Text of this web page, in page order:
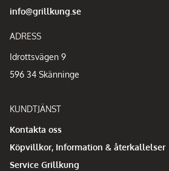
info@grillkung.se
ADRESS
Idrottsvägen 9
596 34 Skänninge
KUNDTJÄNST
Kontakta oss
Köpvillkor, Information & återkallelser
Service Grillkung